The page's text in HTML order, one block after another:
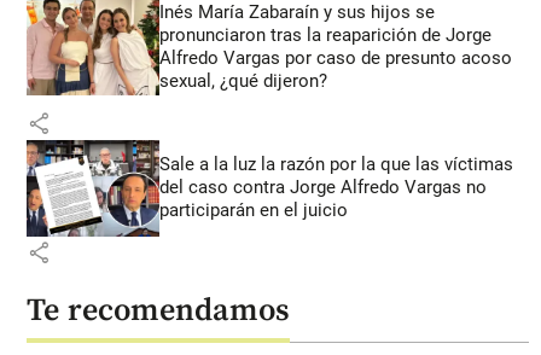
Inés María Zabaraín y sus hijos se
pronunciaron tras la reaparición de Jorge
Alfredo Vargas por caso de presunto acoso
sexual, ¿qué dijeron?
share
Sale a la luz la razón por la que las víctimas
del caso contra Jorge Alfredo Vargas no
participarán en el juicio
share
Te recomendamos